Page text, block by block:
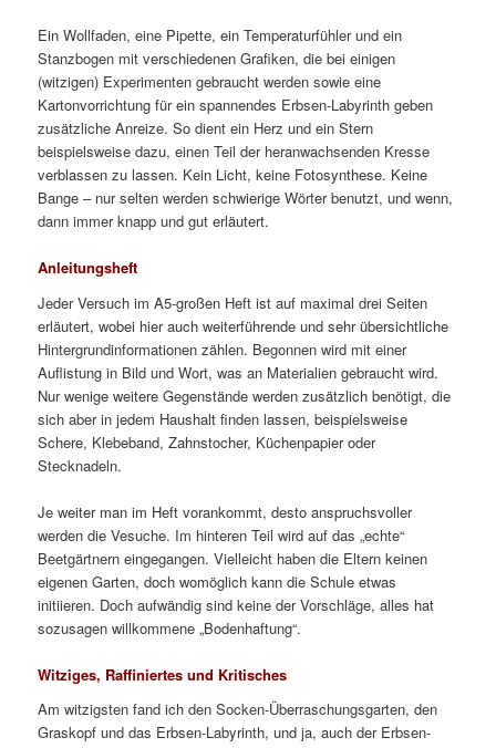
Ein Wollfaden, eine Pipette, ein Temperaturfühler und ein
Stanzbogen mit verschiedenen Grafiken, die bei einigen
(witzigen) Experimenten gebraucht werden sowie eine
Kartonvorrichtung für ein spannendes Erbsen-Labyrinth geben
zusätzliche Anreize. So dient ein Herz und ein Stern
beispielsweise dazu, einen Teil der heranwachsenden Kresse
verblassen zu lassen. Kein Licht, keine Fotosynthese. Keine
Bange – nur selten werden schwierige Wörter benutzt, und wenn,
dann immer knapp und gut erläutert.
Anleitungsheft
Jeder Versuch im A5-großen Heft ist auf maximal drei Seiten
erläutert, wobei hier auch weiterführende und sehr übersichtliche
Hintergrundinformationen zählen. Begonnen wird mit einer
Auflistung in Bild und Wort, was an Materialien gebraucht wird.
Nur wenige weitere Gegenstände werden zusätzlich benötigt, die
sich aber in jedem Haushalt finden lassen, beispielsweise
Schere, Klebeband, Zahnstocher, Küchenpapier oder
Stecknadeln.
Je weiter man im Heft vorankommt, desto anspruchsvoller
werden die Vesuche. Im hinteren Teil wird auf das „echte“
Beetgärtnern eingegangen. Vielleicht haben die Eltern keinen
eigenen Garten, doch womöglich kann die Schule etwas
initiieren. Doch aufwändig sind keine der Vorschläge, alles hat
sozusagen willkommene „Bodenhaftung“.
Witziges, Raffiniertes und Kritisches
Am witzigsten fand ich den Socken-Überraschungsgarten, den
Graskopf und das Erbsen-Labyrinth, und ja, auch der Erbsen-